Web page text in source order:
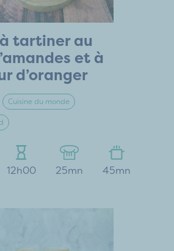
tartiner au
et à
d’oranger
Cuisine du monde
12h00 25mn 45mn